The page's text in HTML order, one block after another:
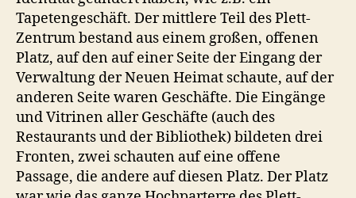
Tapetengeschäft. Der mittlere Teil des Plett-
Zentrum bestand aus einem großen, offenen
Platz, auf den auf einer Seite der Eingang der
Verwaltung der Neuen Heimat schaute, auf der
anderen Seite waren Geschäfte. Die Eingänge
und Vitrinen aller Geschäfte (auch des
Restaurants und der Bibliothek) bildeten drei
Fronten, zwei schauten auf eine offene
Passage, die andere auf diesen Platz. Der Platz